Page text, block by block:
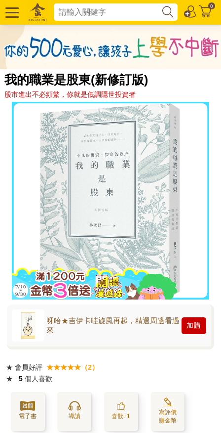
0
我的職業是股東(新修訂版)
股市進出不必頻繁，你就是低調隱世投資者
呀哈★吉伊卡哇旋風再起，精選周邊看過
來
加購
★ 會員好評 ★★★★★（2）
★
5 個人喜歡
電子書 導讀 喜歡+1
寫評價
賺金幣